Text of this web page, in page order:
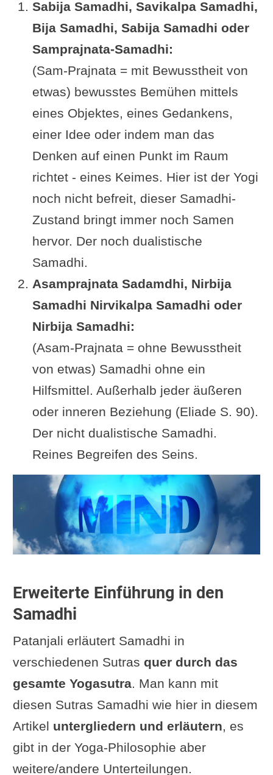
Sabija Samadhi, Savikalpa Samadhi,
Bija Samadhi, Sabija Samadhi oder
Samprajnata-Samadhi:
(Sam-Prajnata = mit Bewusstheit von
etwas) bewusstes Bemühen mittels
eines Objektes, eines Gedankens,
einer Idee oder indem man das
Denken auf einen Punkt im Raum
richtet - eines Keimes. Hier ist der Yogi
noch nicht befreit, dieser Samadhi-
Zustand bringt immer noch Samen
hervor. Der noch dualistische
Samadhi.
Asamprajnata Sadamdhi, Nirbija
Samadhi Nirvikalpa Samadhi oder
Nirbija Samadhi:
(Asam-Prajnata = ohne Bewusstheit
von etwas) Samadhi ohne ein
Hilfsmittel. Außerhalb jeder äußeren
oder inneren Beziehung (Eliade S. 90).
Der nicht dualistische Samadhi.
Reines Begreifen des Seins.
Erweiterte Einführung in den
Samadhi
Patanjali erläutert Samadhi in
verschiedenen Sutras quer durch das
gesamte Yogasutra. Man kann mit
diesen Sutras Samadhi wie hier in diesem
Artikel untergliedern und erläutern, es
gibt in der Yoga-Philosophie aber
weitere/andere Unterteilungen.